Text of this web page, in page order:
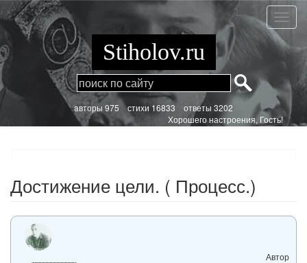
Перейти
к
основному
содержанию
цели.
(
Stiholov.ru
aвторы 975стихи 16833 ответы 3202
Хорошего настроения, Гость!
Достижение цели. ( Процесс.)
Автор